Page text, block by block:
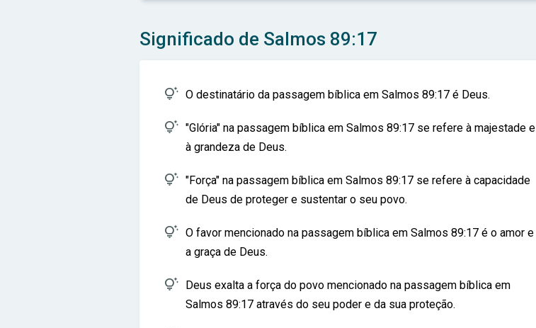
Significado de Salmos 89:17
 O destinatário da passagem bíblica em Salmos 89:17 é Deus.
 "Glória" na passagem bíblica em Salmos 89:17 se refere à majestade e
à grandeza de Deus.
 "Força" na passagem bíblica em Salmos 89:17 se refere à capacidade
de Deus de proteger e sustentar o seu povo.
 O favor mencionado na passagem bíblica em Salmos 89:17 é o amor e
a graça de Deus.
 Deus exalta a força do povo mencionado na passagem bíblica em
Salmos 89:17 através do seu poder e da sua proteção.